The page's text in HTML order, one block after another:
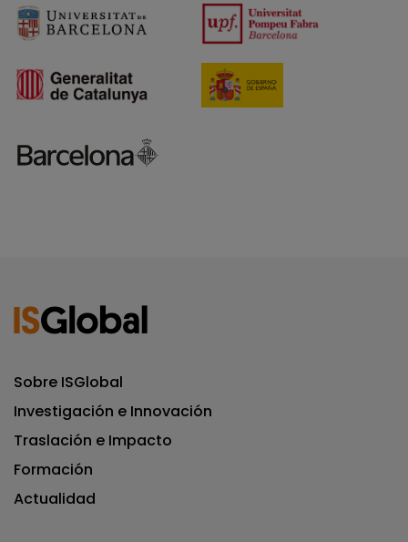
Sobre ISGlobal
Investigación e Innovación
Traslación e Impacto
Formación
Actualidad